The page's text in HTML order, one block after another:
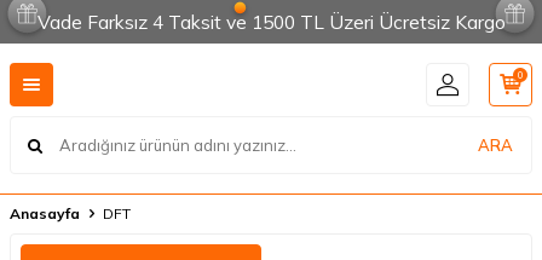
Vade Farksız 4 Taksit ve 1500 TL Üzeri Ücretsiz Kargo
ARA
0
Anasayfa DFT